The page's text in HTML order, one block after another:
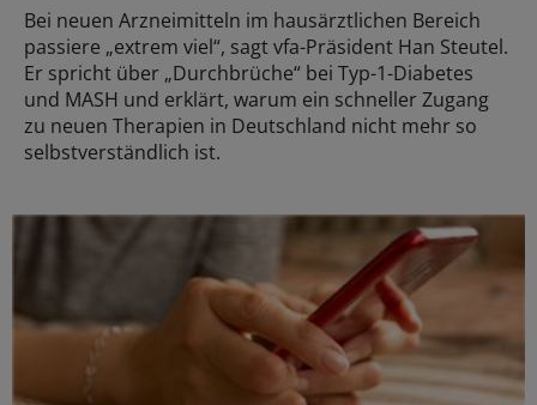
Bei neuen Arzneimitteln im hausärztlichen Bereich
passiere „extrem viel“, sagt vfa-Präsident Han Steutel.
Er spricht über „Durchbrüche“ bei Typ-1-Diabetes
und MASH und erklärt, warum ein schneller Zugang
zu neuen Therapien in Deutschland nicht mehr so
selbstverständlich ist.